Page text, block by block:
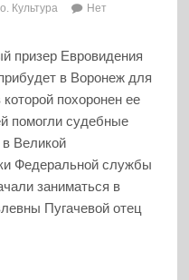
Культура
Нет
призер Евровидения
в Воронеж для
похоронен ее
помогли судебные
Великой
Федеральной службы
заниматься в
Пугачевой отец